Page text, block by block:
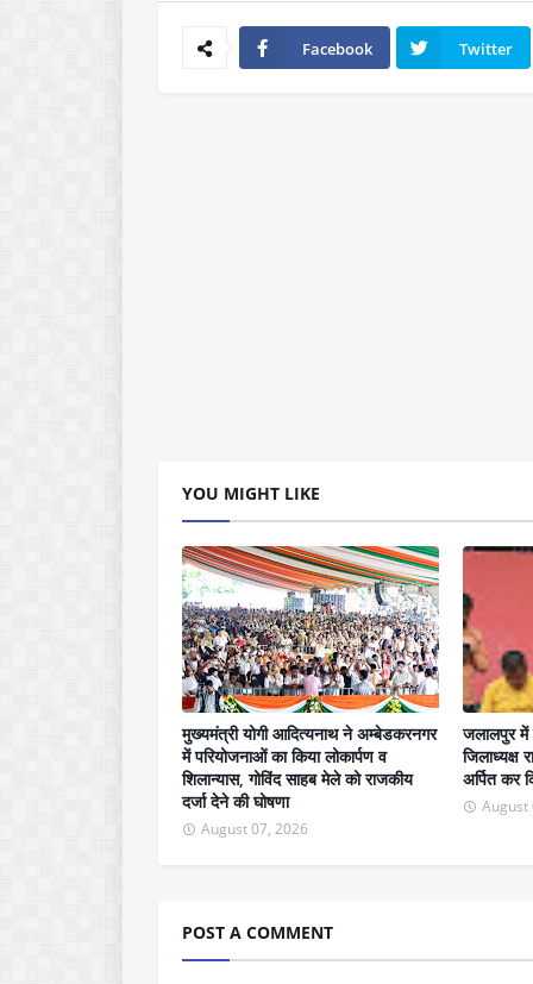
Facebook Twitter
YOU MIGHT LIKE
मुख्यमंत्री योगी आदित्यनाथ ने अम्बेडकरनगर
में परियोजनाओं का किया लोकार्पण व
शिलान्यास, गोविंद साहब मेले को राजकीय
दर्जा देने की घोषणा
August 07, 2026
जलालपुर में
जिलाध्यक्ष
अर्पित कर
August
POST A COMMENT